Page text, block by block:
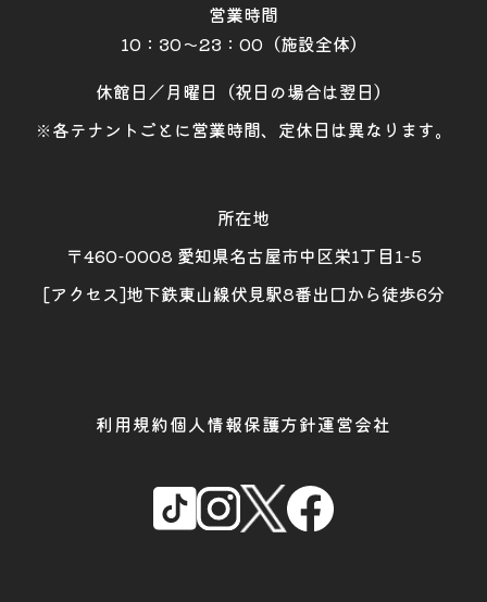
営業時間
10：30～23：00（施設全体）
休館日／月曜日（祝日の場合は翌日）
※各テナントごとに営業時間、定休日は異なります。
所在地
〒460-0008 愛知県名古屋市中区栄1丁目1-5
[アクセス]地下鉄東山線伏見駅8番出口から徒歩6分
利用規約個人情報保護方針運営会社